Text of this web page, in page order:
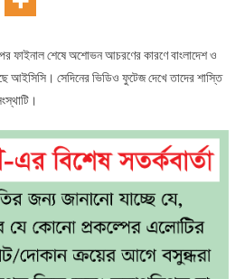
ফাইনাল শেষে অশোভন আচরণের কারণে বাংলাদেশ ও
আইসিসি। সেদিনের ভিডিও ফুটেজ দেখে তাদের শাস্তি